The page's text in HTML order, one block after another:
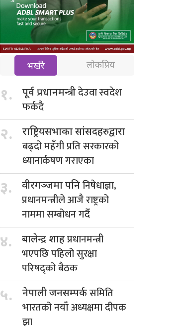
भर्खरै लोकप्रिय
१. पूर्व प्रधानमन्त्रीदेउवा स्वदेश
फर्कदै
२. राष्ट्रियसभाका सांसदहरुद्वारा
बढ्दो महँगी प्रति सरकारको
ध्यानार्कषण गराएका
३. वीरगञ्जमा पनिनिषेधाज्ञा,
प्रधानमन्त्रीले आजै राष्ट्रको
नाममा सम्बोधन गर्दै
४. बालेन्द्र शाहप्रधानमन्त्री
भएपछि पहिलो सुरक्षा
परिषद्को बैठक
५. नेपाली जनसम्पर्कसमिति
भारतको नयाँ अध्यक्षमा दीपक
झा